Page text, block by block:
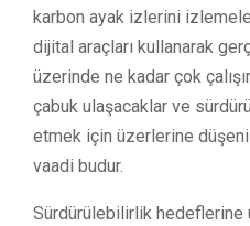
karbon ayak izlerini
dijital araçları kullanarak
üzerinde ne kadar çok
çabuk ulaşacaklar ve
etmek için üzerlerine
vaadi budur.
Sürdürülebilirlik hedeflerine